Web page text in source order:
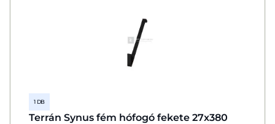
1 DB
Terrán Synus fém hófogó fekete 27x380